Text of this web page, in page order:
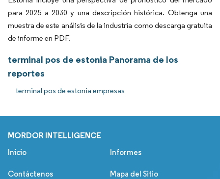
para 2025 a 2030 y una descripción histórica. Obtenga una
muestra de este análisis de la industria como descarga gratuita
de informe en PDF.
terminal pos de estonia Panorama de los
reportes
terminal pos de estonia empresas
MORDOR INTELLIGENCE
Inicio Informes
Contáctenos Mapa del Sitio